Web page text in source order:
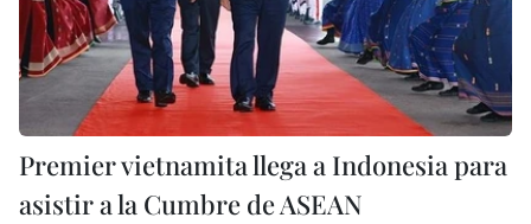
Premier vietnamita llega a Indonesia para
asistir a la Cumbre de ASEAN